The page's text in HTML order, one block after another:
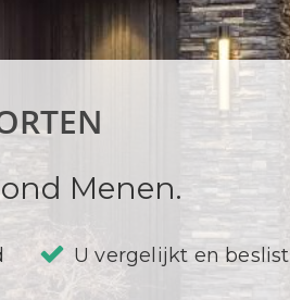
Menen.
U vergelijkt en beslist